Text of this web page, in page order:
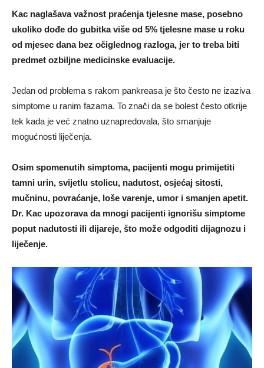
Kac naglašava važnost praćenja tjelesne mase, posebno
ukoliko dođe do gubitka više od 5% tjelesne mase u roku
od mjesec dana bez očiglednog razloga, jer to treba biti
predmet ozbiljne medicinske evaluacije.
Jedan od problema s rakom pankreasa je što često ne izaziva
simptome u ranim fazama. To znači da se bolest često otkrije
tek kada je već znatno uznapredovala, što smanjuje
mogućnosti liječenja.
Osim spomenutih simptoma, pacijenti mogu primijetiti
tamni urin, svijetlu stolicu, nadutost, osjećaj sitosti,
mučninu, povraćanje, loše varenje, umor i smanjen apetit.
Dr. Kac upozorava da mnogi pacijenti ignorišu simptome
poput nadutosti ili dijareje, što može odgoditi dijagnozu i
liječenje.